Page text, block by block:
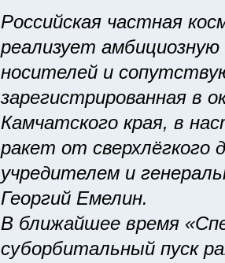
Российская частная
реализует
носителей и
зарегистрированная в
Камчатского края, в
ракет от сверхлёгкого
учредителем и
Георгий Емелин.
В ближайшее время
суборбитальный пуск